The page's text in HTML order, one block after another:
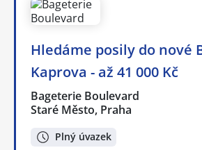
Hledáme posily do nové
Kaprova - až 41 000 Kč
Bageterie Boulevard
Staré Město, Praha
Plný úvazek